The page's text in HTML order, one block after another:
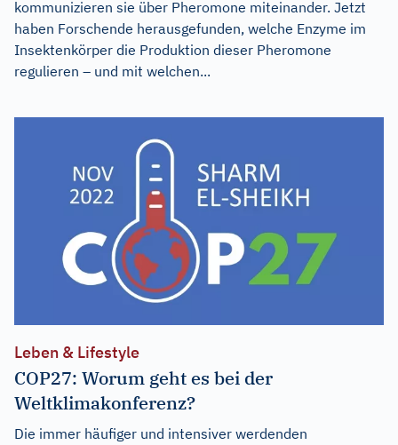
kommunizieren sie über Pheromone miteinander. Jetzt
haben Forschende herausgefunden, welche Enzyme im
Insektenkörper die Produktion dieser Pheromone
regulieren – und mit welchen...
Leben & Lifestyle
COP27: Worum geht es bei der
Weltklimakonferenz?
Die immer häufiger und intensiver werdenden